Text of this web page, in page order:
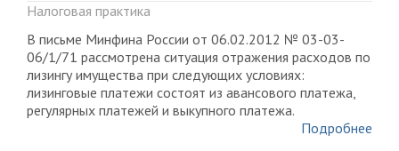
Налоговая практика
В письме Минфина России от 06.02.2012 № 03-03-
06/1/71 рассмотрена ситуация отражения расходов по
лизингу имущества при следующих условиях:
лизинговые платежи состоят из авансового платежа,
регулярных платежей и выкупного платежа.
Подробнее